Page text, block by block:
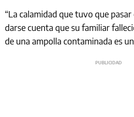
“La calamidad que tuvo que
darse cuenta que su familiar
de una ampolla contaminada es